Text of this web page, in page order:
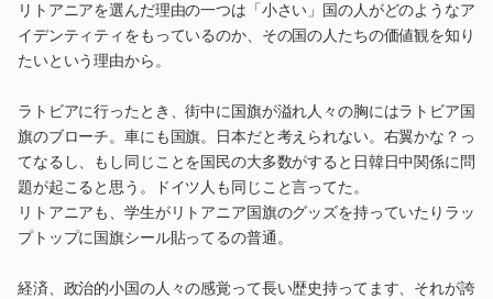
リトアニアを選んだ理由の一つは「小さい」国の人がどのようなア
イデンティティをもっているのか、その国の人たちの価値観を知り
たいという理由から。
ラトビアに行ったとき、街中に国旗が溢れ人々の胸にはラトビア国
旗のブローチ。車にも国旗。日本だと考えられない。右翼かな？っ
てなるし、もし同じことを国民の大多数がすると日韓日中関係に問
題が起こると思う。ドイツ人も同じこと言ってた。
リトアニアも、学生がリトアニア国旗のグッズを持っていたりラッ
プトップに国旗シール貼ってるの普通。
経済、政治的小国の人々の感覚って長い歴史持ってます、それが誇